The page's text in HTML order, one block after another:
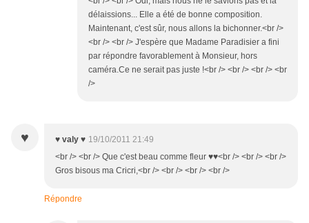
délaissions... Elle a été de bonne composition.
Maintenant, c'est sûr, nous allons la bichonner.<br />
<br /> <br /> J'espère que Madame Paradisier a fini
par répondre favorablement à Monsieur, hors
caméra.Ce ne serait pas juste !<br /> <br /> <br /> <br
/>
♥ ♥ valy ♥ 19/10/2011 21:49
<br /> <br /> Que c'est beau comme fleur ♥♥<br /> <br /> <br />
Gros bisous ma Cricri,<br /> <br /> <br /> <br />
Répondre